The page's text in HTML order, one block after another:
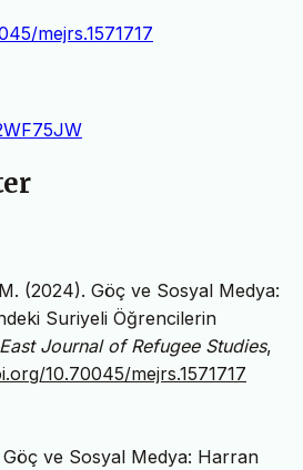
mejrs.1571717
(2024). Göç ve Sosyal Medya:
Suriyeli Öğrencilerin
Journal of Refugee Studies,
10.70045/mejrs.1571717
ve Sosyal Medya: Harran